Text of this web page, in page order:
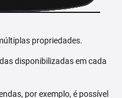
propriedades.
disponibilizadas em cada
por exemplo, é possível